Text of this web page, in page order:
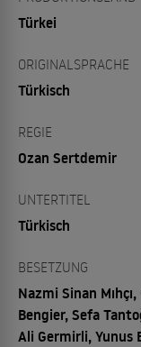
Türkei
ORIGINALSPRACHE
Türkisch
REGIE
Ozan Sertdemir
UNTERTITEL
Türkisch
BESETZUNG
Nazmi Sinan
Bengier, Sefa
Ali Germirli, Yunus